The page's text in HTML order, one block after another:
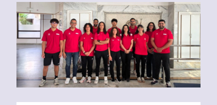
l'image
agrandie